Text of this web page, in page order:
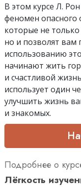
В этом курсе Л.
феномен опасного
которые не
но и позволят вам
использованию
начинают жить
и счастливой
использует один
улучшить жизнь
и знакомых.
Подробнее о
Лёгкость